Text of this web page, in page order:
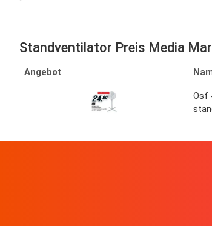
Standventilator Preis Media
Angebot
Osf